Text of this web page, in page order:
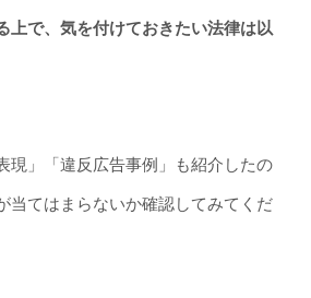
上で、気を付けておきたい法律は以
現」「違反広告事例」も紹介したの
当てはまらないか確認してみてくだ